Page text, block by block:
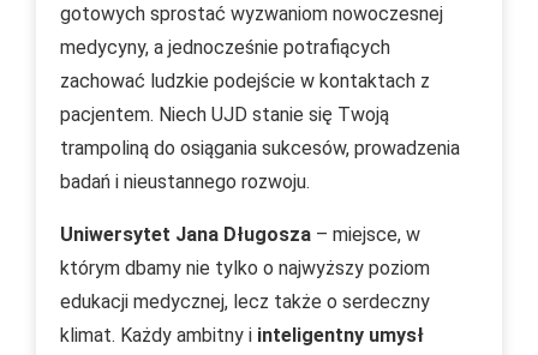
gotowych sprostać wyzwaniom nowoczesnej
medycyny, a jednocześnie potrafiących
zachować ludzkie podejście w kontaktach z
pacjentem. Niech UJD stanie się Twoją
trampoliną do osiągania sukcesów, prowadzenia
badań i nieustannego rozwoju.
Uniwersytet Jana Długosza – miejsce, w
którym dbamy nie tylko o najwyższy poziom
edukacji medycznej, lecz także o serdeczny
klimat. Każdy ambitny i inteligentny umysł